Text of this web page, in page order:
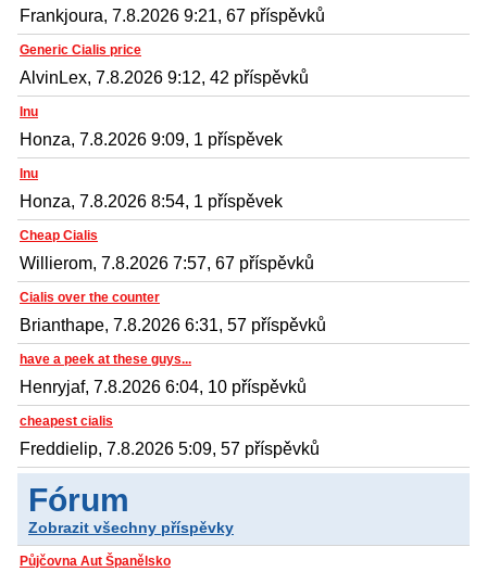
Frankjoura, 7.8.2026 9:21, 67 příspěvků
Generic Cialis price
AlvinLex, 7.8.2026 9:12, 42 příspěvků
Inu
Honza, 7.8.2026 9:09, 1 příspěvek
Inu
Honza, 7.8.2026 8:54, 1 příspěvek
Cheap Cialis
Willierom, 7.8.2026 7:57, 67 příspěvků
Cialis over the counter
Brianthape, 7.8.2026 6:31, 57 příspěvků
have a peek at these guys...
Henryjaf, 7.8.2026 6:04, 10 příspěvků
cheapest cialis
Freddielip, 7.8.2026 5:09, 57 příspěvků
Fórum
Zobrazit všechny příspěvky
Půjčovna Aut Španělsko